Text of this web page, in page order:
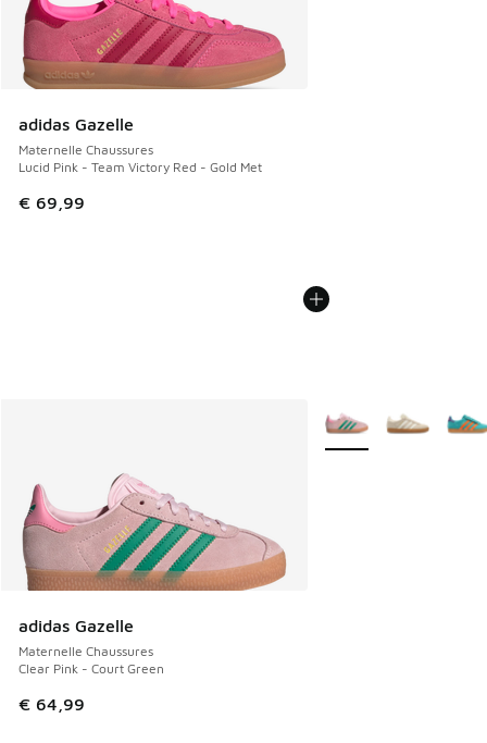
adidas Gazelle
Maternelle Chaussures
Lucid Pink - Team Victory Red - Gold Met
€ 69,99
adidas Gazelle
Maternelle Chaussures
Clear Pink - Court Green
€ 64,99
Plus de couleurs